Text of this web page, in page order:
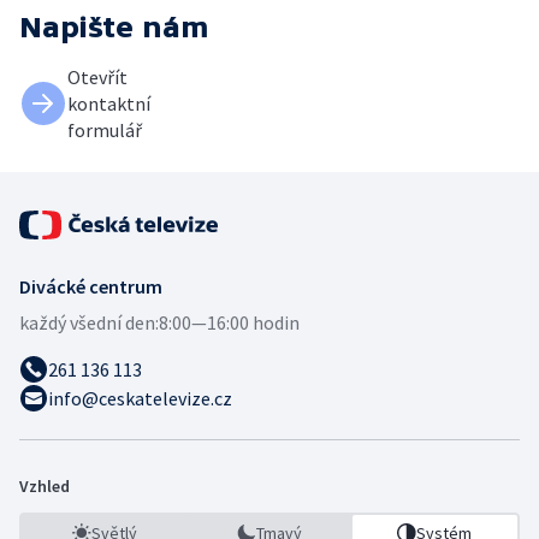
Napište nám
Otevřít
kontaktní
formulář
Divácké centrum
každý všední den:8:00—16:00 hodin
261 136 113
info@ceskatelevize.cz
Vzhled
Světlý Tmavý Systém